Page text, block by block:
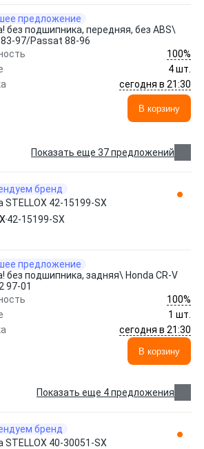
предложение
без подшипника, передняя, без ABS\
83-97/Passat 88-96
100%
4 шт.
сегодня в 21:30
В корзину
Показать еще 37 предложений
бренд
STELLOX 42-15199-SX
42-15199-SX
предложение
без подшипника, задняя\ Honda CR-V
97-01
100%
1 шт.
сегодня в 21:30
В корзину
Показать еще 4 предложения
бренд
STELLOX 40-30051-SX